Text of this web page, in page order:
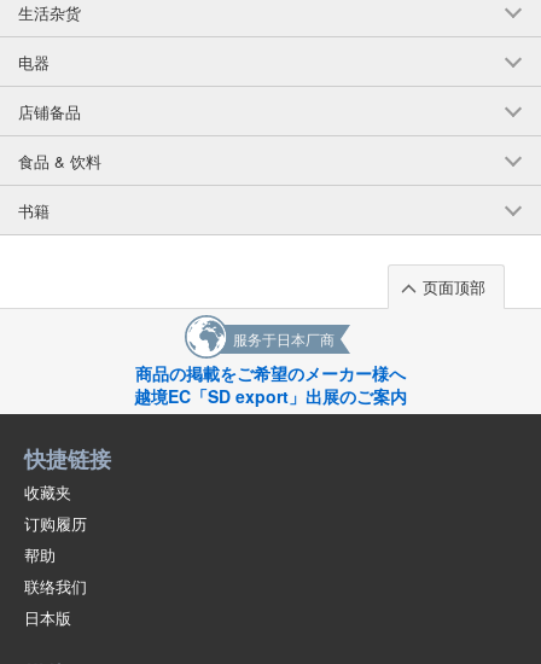
生活杂货
电器
店铺备品
食品 & 饮料
书籍
页面顶部
服务于日本厂商
商品の掲載をご希望のメーカー様へ
越境EC「SD export」出展のご案内
快捷链接
收藏夹
订购履历
帮助
联络我们
日本版